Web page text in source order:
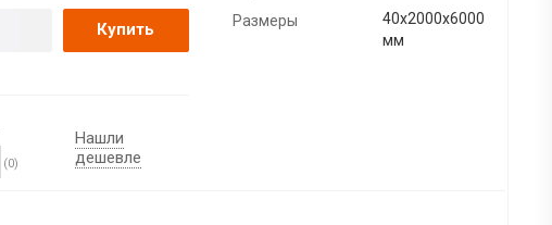
Купить
(0)
Нашли
дешевле
Размеры
40х2000х6000
мм